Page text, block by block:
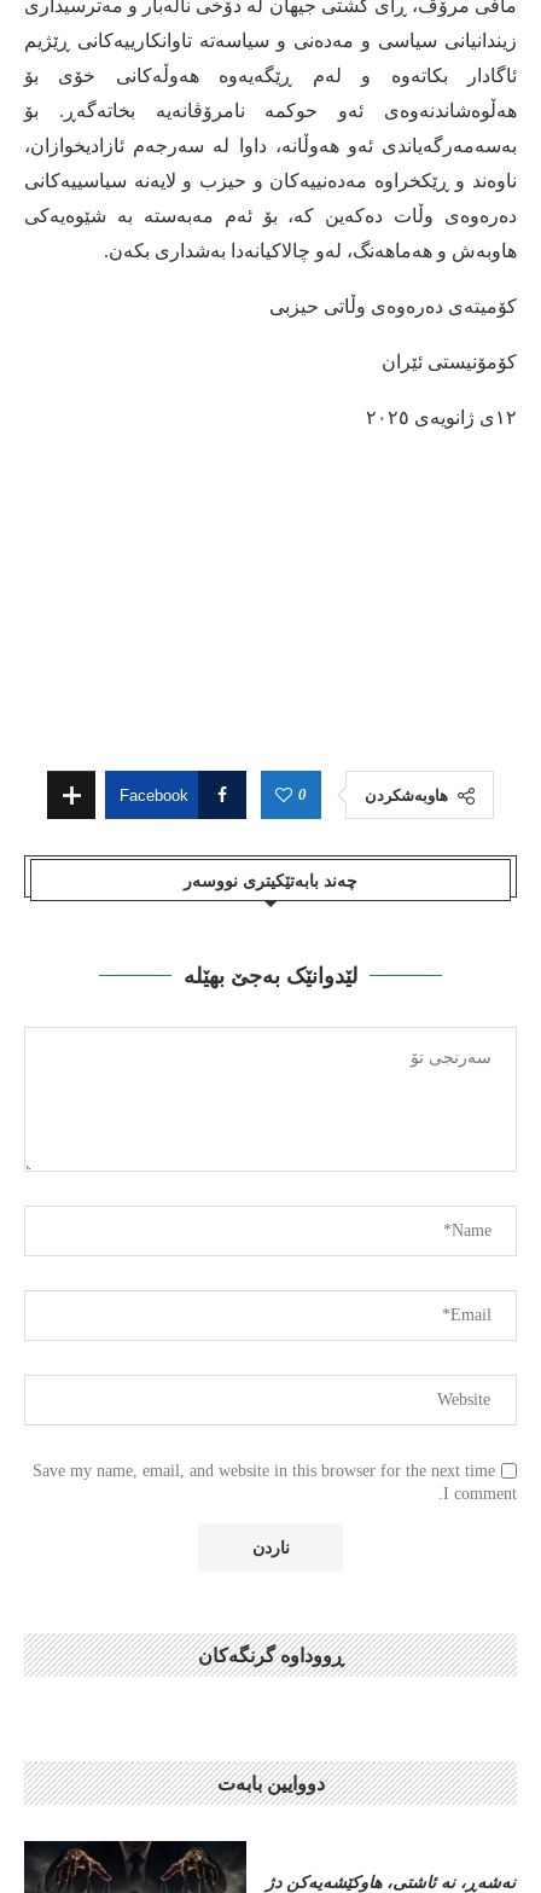
مافی مرۆڤ، ڕای گشتی جیهان لە دۆخی نالەبار و مەترسیداری
زیندانیانی سیاسی و مەدەنی و سیاسەتە تاوانکارییەکانی ڕێژیم
ئاگادار بکاتەوە و لەم ڕێگەیەوە هەوڵەکانی خۆی بۆ
هەڵوەشاندنەوەی ئەو حوکمە نامرۆڤانەیە بخاتەگەڕ . بۆ
بەسەمەرگەیاندی ئەو هەوڵانە، داوا لە سەرجەم ئازادیخوازان،
ناوەند و ڕێکخراوە مەدەنییەکان و حیزب و لایەنە سیاسییەکانی
دەرەوەی وڵات دەکەین کە، بۆ ئەم مەبەستە بە شێوەیەکی
هاوبەش و هەماهەنگ، لەو چالاکیانەدا بەشداری بکەن.
کۆمیتەی دەرەوەی وڵاتی حیزبی
کۆمۆنیستی ئێران
١٢ی ژانویەی ٢٠٢٥
هاوبەشکردن 0
Facebook
چەند بابەتێکیتری نووسەر
لێدوانێک بەجێ بهێلە
Save my name, email, and website in this browser for the next time
I comment.
ڕووداوە گرنگەکان
دووایین بابەت
نەشەڕ، نە ئاشتی، هاوکێشەیەکن دژ